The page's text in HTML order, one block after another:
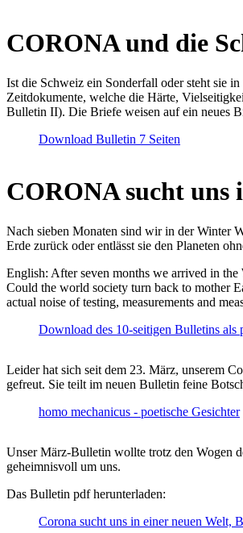
CORONA und die
Ist die Schweiz ein Sonderfall oder steht sie
Zeitdokumente, welche die Härte,
Bulletin II). Die Briefe weisen auf ein neues
Download Bulletin 7 Seiten
CORONA sucht uns
Nach sieben Monaten sind wir in der Winter
Erde zurück oder entlässt sie den Planeten
English: After seven months we arrived in
Could the world society turn back to mother
actual noise of testing, measurements and
Download des 10-seitigen Bulletins als
Leider hat sich seit dem 23. März, unserem
gefreut. Sie teilt im neuen Bulletin feine
homo mechanicus - poetische Gesichter
Unser März-Bulletin wollte trotz den Wogen
geheimnisvoll um uns.
Das Bulletin pdf herunterladen:
Corona sucht uns in einer neuen Welt,